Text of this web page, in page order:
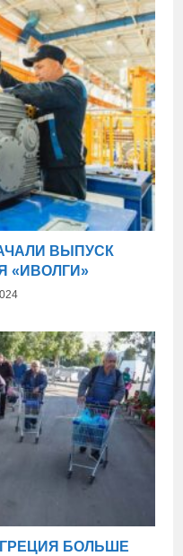
ВЫПУСК
«ИВОЛГИ»
БОЛЬШЕ